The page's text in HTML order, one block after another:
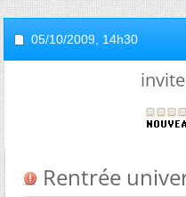
05/10/2009, 14h30
Rentrée